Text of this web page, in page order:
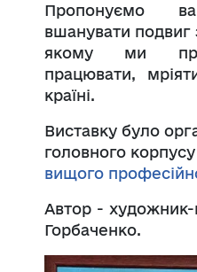
Пропонуємо
вшанувати подвиг
якому ми
працювати,
країні.
Виставку було
головного корпусу
вищого
Автор -
Горбаченко.